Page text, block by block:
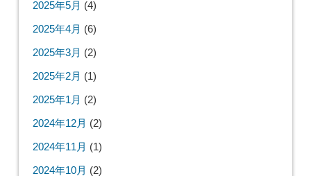
2025年5月 (4)
2025年4月 (6)
2025年3月 (2)
2025年2月 (1)
2025年1月 (2)
2024年12月 (2)
2024年11月 (1)
2024年10月 (2)